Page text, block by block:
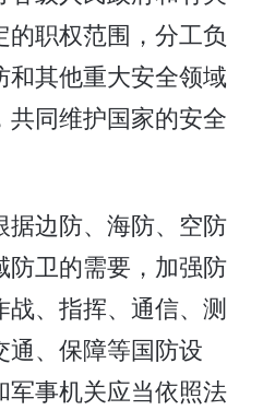
职权范围，分工负
其他重大安全领域
同维护国家的安全
边防、海防、空防
卫的需要，加强防
战、指挥、通信、测
、保障等国防设
事机关应当依照法